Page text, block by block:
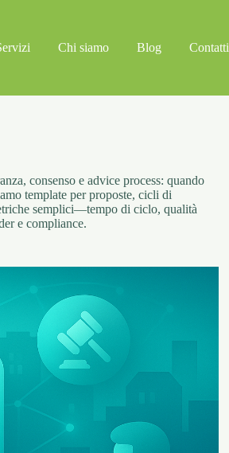
Chi siamo Blog Contatti
consenso e advice process: quando
template per proposte, cicli di
semplici—tempo di ciclo, qualità
e compliance.